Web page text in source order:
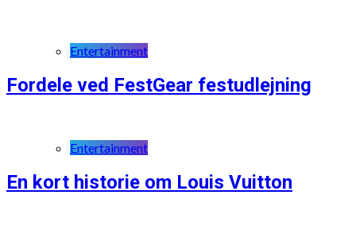
Entertainment
Fordele ved FestGear festudlejning
Entertainment
En kort historie om Louis Vuitton